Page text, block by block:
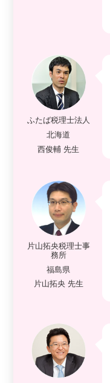
ふたば税理士法人
北海道
西俊輔 先生
片山拓央税理士事
務所
福島県
片山拓央 先生